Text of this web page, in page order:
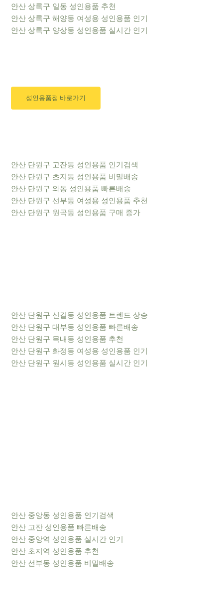
안산 상록구 일동 성인용품 추천
안산 상록구 해양동 여성용 성인용품 인기
안산 상록구 양상동 성인용품 실시간 인기
성인용품점 바로가기
안산 단원구 고잔동 성인용품 인기검색
안산 단원구 초지동 성인용품 비밀배송
안산 단원구 와동 성인용품 빠른배송
안산 단원구 선부동 여성용 성인용품 추천
안산 단원구 원곡동 성인용품 구매 증가
안산 단원구 신길동 성인용품 트렌드 상승
안산 단원구 대부동 성인용품 빠른배송
안산 단원구 목내동 성인용품 추천
안산 단원구 화정동 여성용 성인용품 인기
안산 단원구 원시동 성인용품 실시간 인기
안산 중앙동 성인용품 인기검색
안산 고잔 성인용품 빠른배송
안산 중앙역 성인용품 실시간 인기
안산 초지역 성인용품 추천
안산 선부동 성인용품 비밀배송